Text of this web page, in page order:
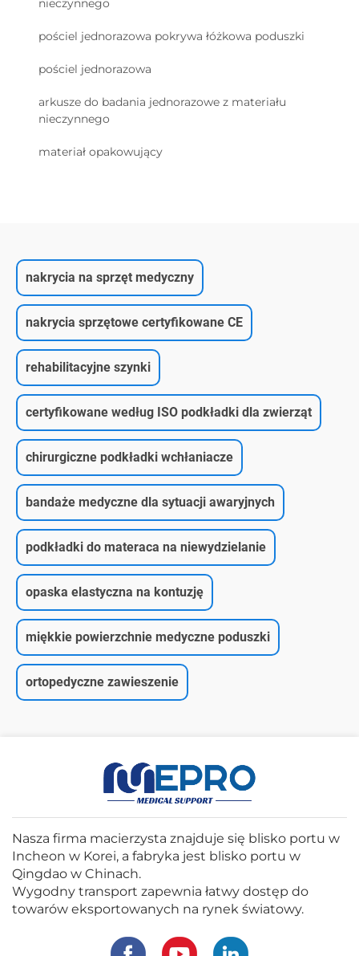
pościel jednorazowa pokrywa łóżkowa poduszki
pościel jednorazowa
arkusze do badania jednorazowe z materiału
nieczynnego
materiał opakowujący
nakrycia na sprzęt medyczny
nakrycia sprzętowe certyfikowane CE
rehabilitacyjne szynki
certyfikowane według ISO podkładki dla zwierząt
chirurgiczne podkładki wchłaniacze
bandaże medyczne dla sytuacji awaryjnych
podkładki do materaca na niewydzielanie
opaska elastyczna na kontuzję
miękkie powierzchnie medyczne poduszki
ortopedyczne zawieszenie
Nasza firma macierzysta znajduje się blisko portu w
Incheon w Korei, a fabryka jest blisko portu w
Qingdao w Chinach.
Wygodny transport zapewnia łatwy dostęp do
towarów eksportowanych na rynek światowy.